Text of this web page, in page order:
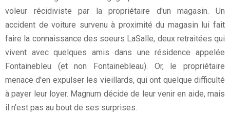
voleur récidiviste par la propriétaire d'un magasin. Un
accident de voiture survenu à proximité du magasin lui fait
faire la connaissance des soeurs LaSalle, deux retraitées qui
vivent avec quelques amis dans une résidence appelée
Fontainebleu (et non Fontainebleau). Or, le propriétaire
menace d'en expulser les vieillards, qui ont quelque difficulté
à payer leur loyer. Magnum décide de leur venir en aide, mais
il n'est pas au bout de ses surprises.